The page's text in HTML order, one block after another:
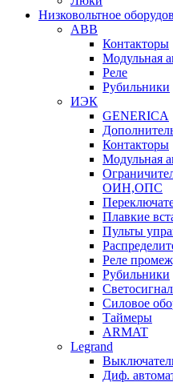
Низковольтное
ABB
Контакторы
Модульная
Реле
Рубильники
ИЭК
GENERICA
Контакторы
Модульная
ОИН,ОПС
Плавкие
Пульты
Реле
Рубильники
Силовое
Таймеры
ARMAT
Legrand
Диф.